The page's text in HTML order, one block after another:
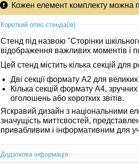
Кожен елемент комплекту можна
Короткий опис стенда(ів)
Стенд під назвою "Сторінки
відображення важливих моментів і
Цей стенд містить кілька секцій для
Дві секції формату А2 для
Кілька секцій формату А4,
оголошень або коротких звітів.
Яскравий дизайн з національними
значущість миттєвостей,
привабливим і інформативним для
Додаткова інформація